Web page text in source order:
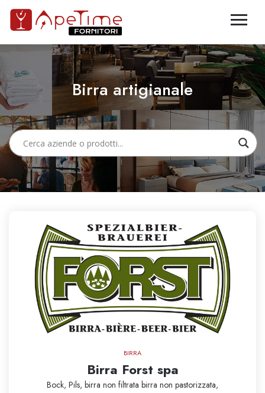
Birra artigianale
BIRRA
Birra Forst spa
Bock, Pils, birra non filtrata birra non pastorizzata,